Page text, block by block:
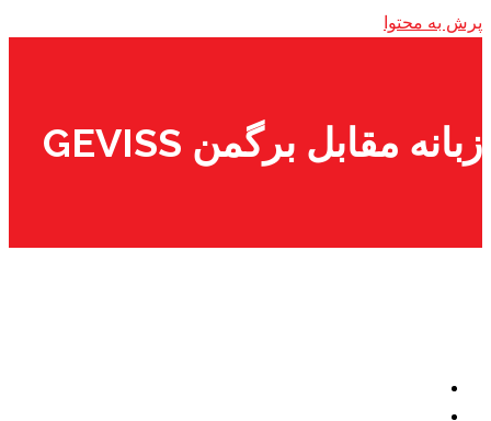
پرش به محتوا
زبانه مقابل برگمن GEVISS